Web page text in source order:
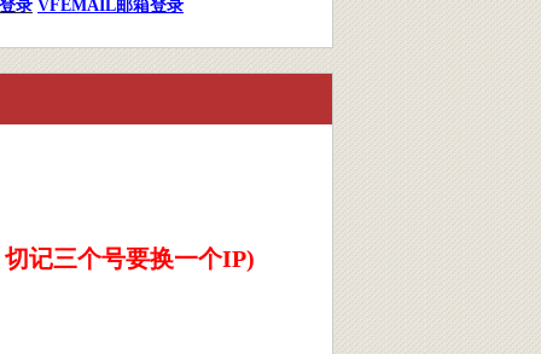
录 VFEMAIL邮箱登录
记三个号要换一个IP)